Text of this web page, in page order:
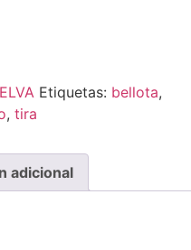
Etiquetas: bellota,
, tira
adicional